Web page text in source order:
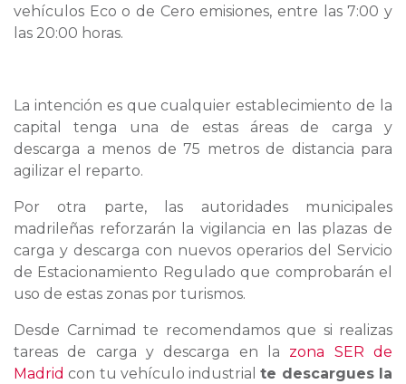
vehículos Eco o de Cero emisiones, entre las 7:00 y
las 20:00 horas.
La intención es que cualquier establecimiento de la
capital tenga una de estas áreas de carga y
descarga a menos de 75 metros de distancia para
agilizar el reparto.
Por otra parte, las autoridades municipales
madrileñas reforzarán la vigilancia en las plazas de
carga y descarga con nuevos operarios del Servicio
de Estacionamiento Regulado que comprobarán el
uso de estas zonas por turismos.
Desde Carnimad te recomendamos que si realizas
tareas de carga y descarga en la zona SER de
Madrid con tu vehículo industrialte descargues la